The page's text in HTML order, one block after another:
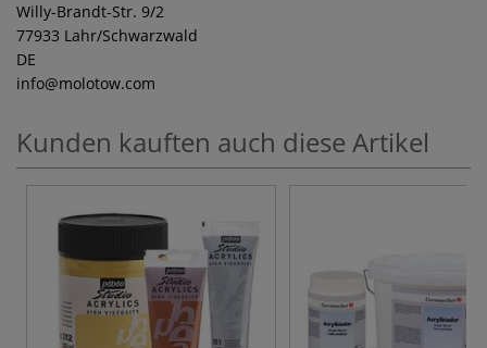
Willy-Brandt-Str. 9/2
77933 Lahr/Schwarzwald
DE
info@molotow.com
Kunden kauften auch diese Artikel